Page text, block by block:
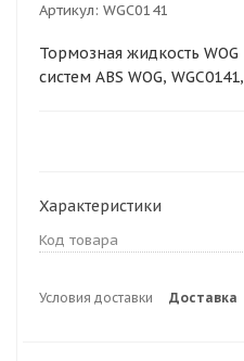
Артикул: WGC0141
Тормозная жидкость WOG
систем ABS WOG,
Характеристики
Код товара
Условия доставки Доставка